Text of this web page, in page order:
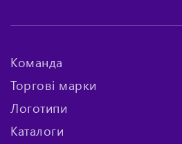
Команда
Торгові марки
Логотипи
Каталоги